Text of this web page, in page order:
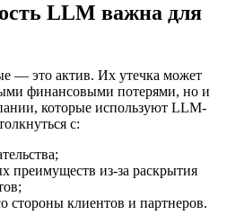
LLM важна для
— это актив. Их утечка может
финансовыми потерями, но и
которые используют LLM-
с:
преимуществ из-за раскрытия
стороны клиентов и партнеров.